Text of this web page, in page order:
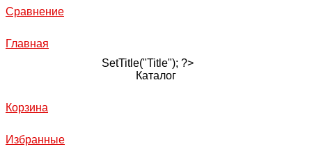
Сравнение
Главная
SetTitle("Title"); ?>
Каталог
Корзина
Избранные